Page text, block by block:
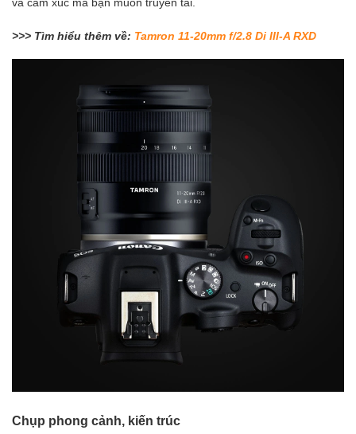
>>> Tìm hiểu thêm về: Tamron 11-20mm f/2.8 Di III-A RXD
Chụp phong cảnh, kiến trúc